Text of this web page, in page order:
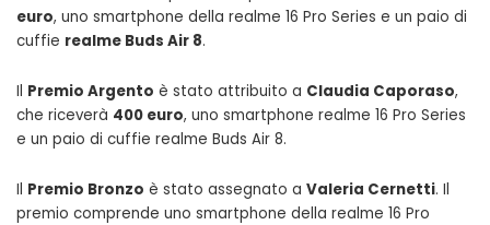
euro, uno smartphone della realme 16 Pro Series e un paio di
cuffie realme Buds Air 8.
Il Premio Argento è stato attribuito a Claudia Caporaso,
che riceverà 400 euro, uno smartphone realme 16 Pro Series
e un paio di cuffie realme Buds Air 8.
Il Premio Bronzo è stato assegnato a Valeria Cernetti. Il
premio comprende uno smartphone della realme 16 Pro